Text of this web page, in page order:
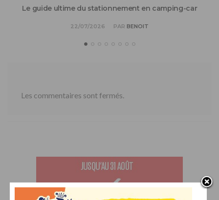
Le guide ultime du stationnement en camping-car
22/07/2026 PAR BENOIT
Les commentaires sont fermés.